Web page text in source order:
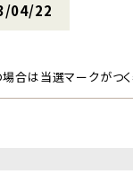
04/22
合は当選マークがつ